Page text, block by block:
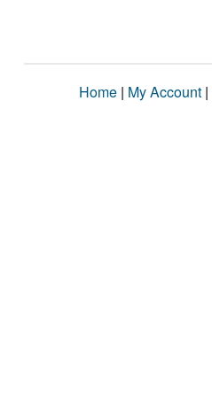
Home | My Account |